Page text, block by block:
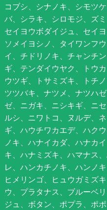
コブシ、シナノキ、シモツ
バ、シラキ、シロモジ、ズ
セイヨウボダイジュ、セイ
ソメイヨシノ、タイワンフ
イ、チドリノキ、チャンチ
ギ、テンダイウヤク、トウ
ウツギ、トサミズキ、トチ
ツツバキ、ナツメ、ナツハ
ゼ、ニガキ、ニシキギ、ニ
ルシ、ニワトコ、ヌルデ、
ギ、ハウチワカエデ、ハク
ノキ、ハナイカダ、ハナカ
キ、ハナミズキ、ハマナス
レ、ハンカチノキ、ハンノ
ヒメリンゴ、ヒュウガミズ
ウ、プラタナス、ブルーベ
ジュ、ボタン、ポプラ、ポ